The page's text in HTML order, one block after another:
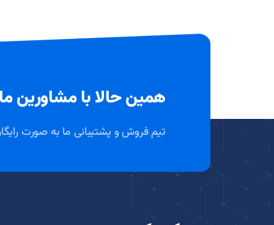
همین حالا با مشاورین
تیم فروش و پشتیبانی ما به صورت